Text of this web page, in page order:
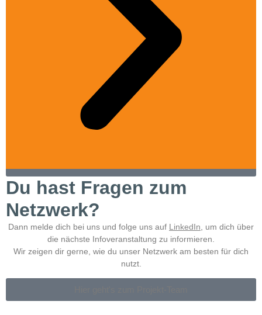
Du hast Fragen zum
Netzwerk?
Dann melde dich bei uns und folge uns auf LinkedIn , um dich über
die nächste Infoveranstaltung zu informieren.
Wir zeigen dir gerne, wie du unser Netzwerk am besten für dich
nutzt.